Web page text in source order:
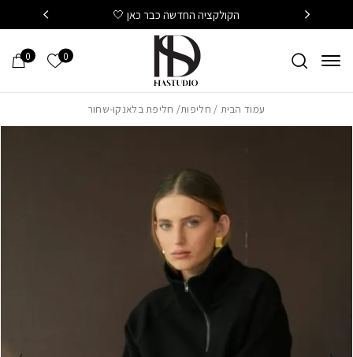
Skip to Content הקולקציה החדשה כבר כאן 🤍
0 הרשימה
0
עמוד הבית / חליפות/ חליפת בלאנקו-שחור
בחזרה למעלה